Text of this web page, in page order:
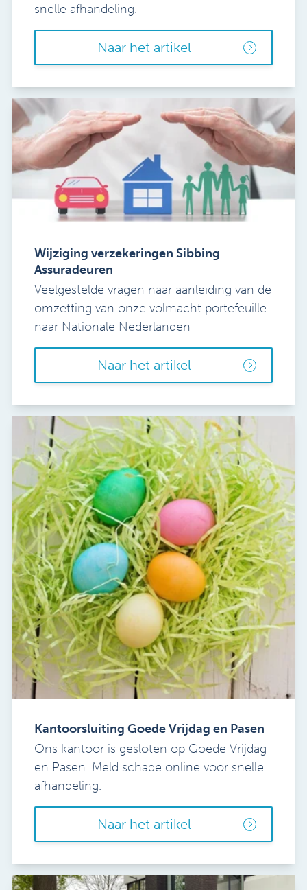
snelle afhandeling.
Naar het artikel
Wijziging verzekeringen Sibbing
Assuradeuren
Veelgestelde vragen naar aanleiding van de
omzetting van onze volmacht portefeuille
naar Nationale Nederlanden
Naar het artikel
Kantoorsluiting Goede Vrijdag en Pasen
Ons kantoor is gesloten op Goede Vrijdag
en Pasen. Meld schade online voor snelle
afhandeling.
Naar het artikel